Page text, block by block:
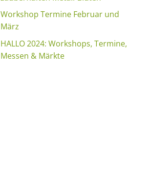
Workshop Termine Februar und
März
HALLO 2024: Workshops, Termine,
Messen & Märkte